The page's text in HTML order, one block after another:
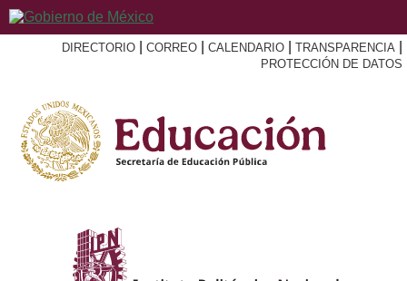
DIRECTORIO CORREO CALENDARIO TRANSPARENCIA
PROTECCIÓN DE DATOS